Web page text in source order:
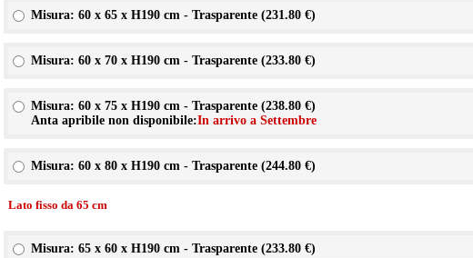
Misura: 60 x 65 x H190 cm - Trasparente (231.80 €)
Misura: 60 x 70 x H190 cm - Trasparente (233.80 €)
Misura: 60 x 75 x H190 cm - Trasparente (238.80 €)
Anta apribile non disponibile:In arrivo a Settembre
Misura: 60 x 80 x H190 cm - Trasparente (244.80 €)
Lato fisso da 65 cm
Misura: 65 x 60 x H190 cm - Trasparente (233.80 €)